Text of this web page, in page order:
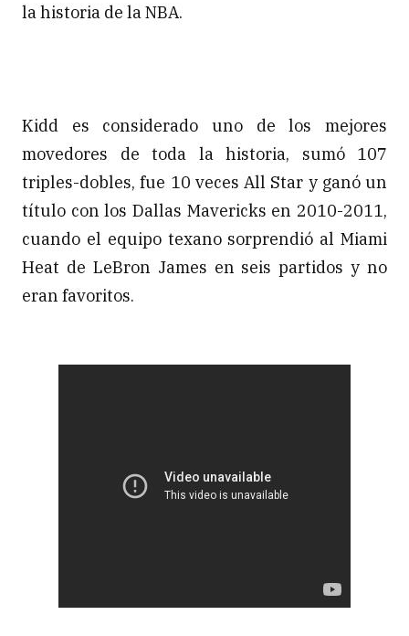
la historia de la NBA.
Kidd es considerado uno de los mejores
movedores de toda la historia, sumó 107
triples-dobles, fue 10 veces All Star y ganó un
título con los Dallas Mavericks en 2010-2011,
cuando el equipo texano sorprendió al Miami
Heat de LeBron James en seis partidos y no
eran favoritos.